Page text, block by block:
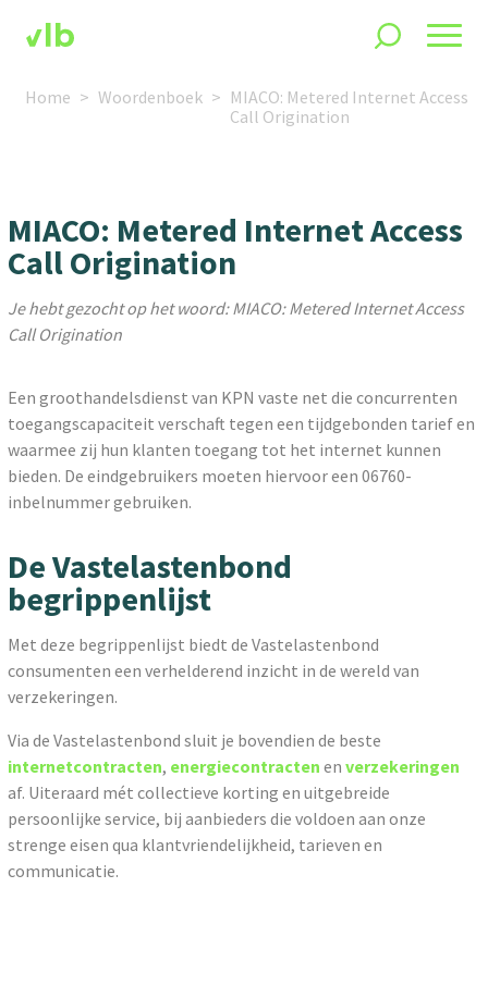
Home Woordenboek
MIACO: Metered Internet Access
Call Origination
MIACO: Metered Internet Access
Call Origination
Je hebt gezocht op het woord: MIACO: Metered Internet Access
Call Origination
Een groothandelsdienst van KPN vaste net die concurrenten
toegangscapaciteit verschaft tegen een tijdgebonden tarief en
waarmee zij hun klanten toegang tot het internet kunnen
bieden. De eindgebruikers moeten hiervoor een 06760-
inbelnummer gebruiken.
De Vastelastenbond
begrippenlijst
Met deze begrippenlijst biedt de Vastelastenbond
consumenten een verhelderend inzicht in de wereld van
verzekeringen.
Via de Vastelastenbond sluit je bovendien de beste
internetcontracten, energiecontracten enverzekeringen
af. Uiteraard mét collectieve korting en uitgebreide
persoonlijke service, bij aanbieders die voldoen aan onze
strenge eisen qua klantvriendelijkheid, tarieven en
communicatie.